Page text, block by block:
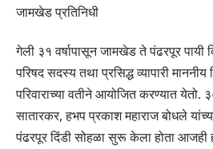
जामखेड प्रतिनिधी
गेली ३१ वर्षापासून जामखेड ते पंढरपूर पायी
परिषद सदस्य तथा प्रसिद्ध व्यापारी
परिवाराच्या वतीने आयोजित करण्यात येतो.
सातारकर, हभप प्रकाश महाराज बोधले
पंढरपूर दिंडी सोहळा सुरू केला होता